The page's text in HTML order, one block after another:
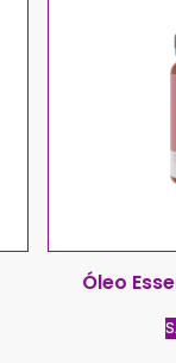
Óleo